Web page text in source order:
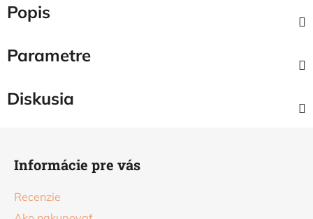
Popis
Parametre
Diskusia
Informácie pre vás
Recenzie